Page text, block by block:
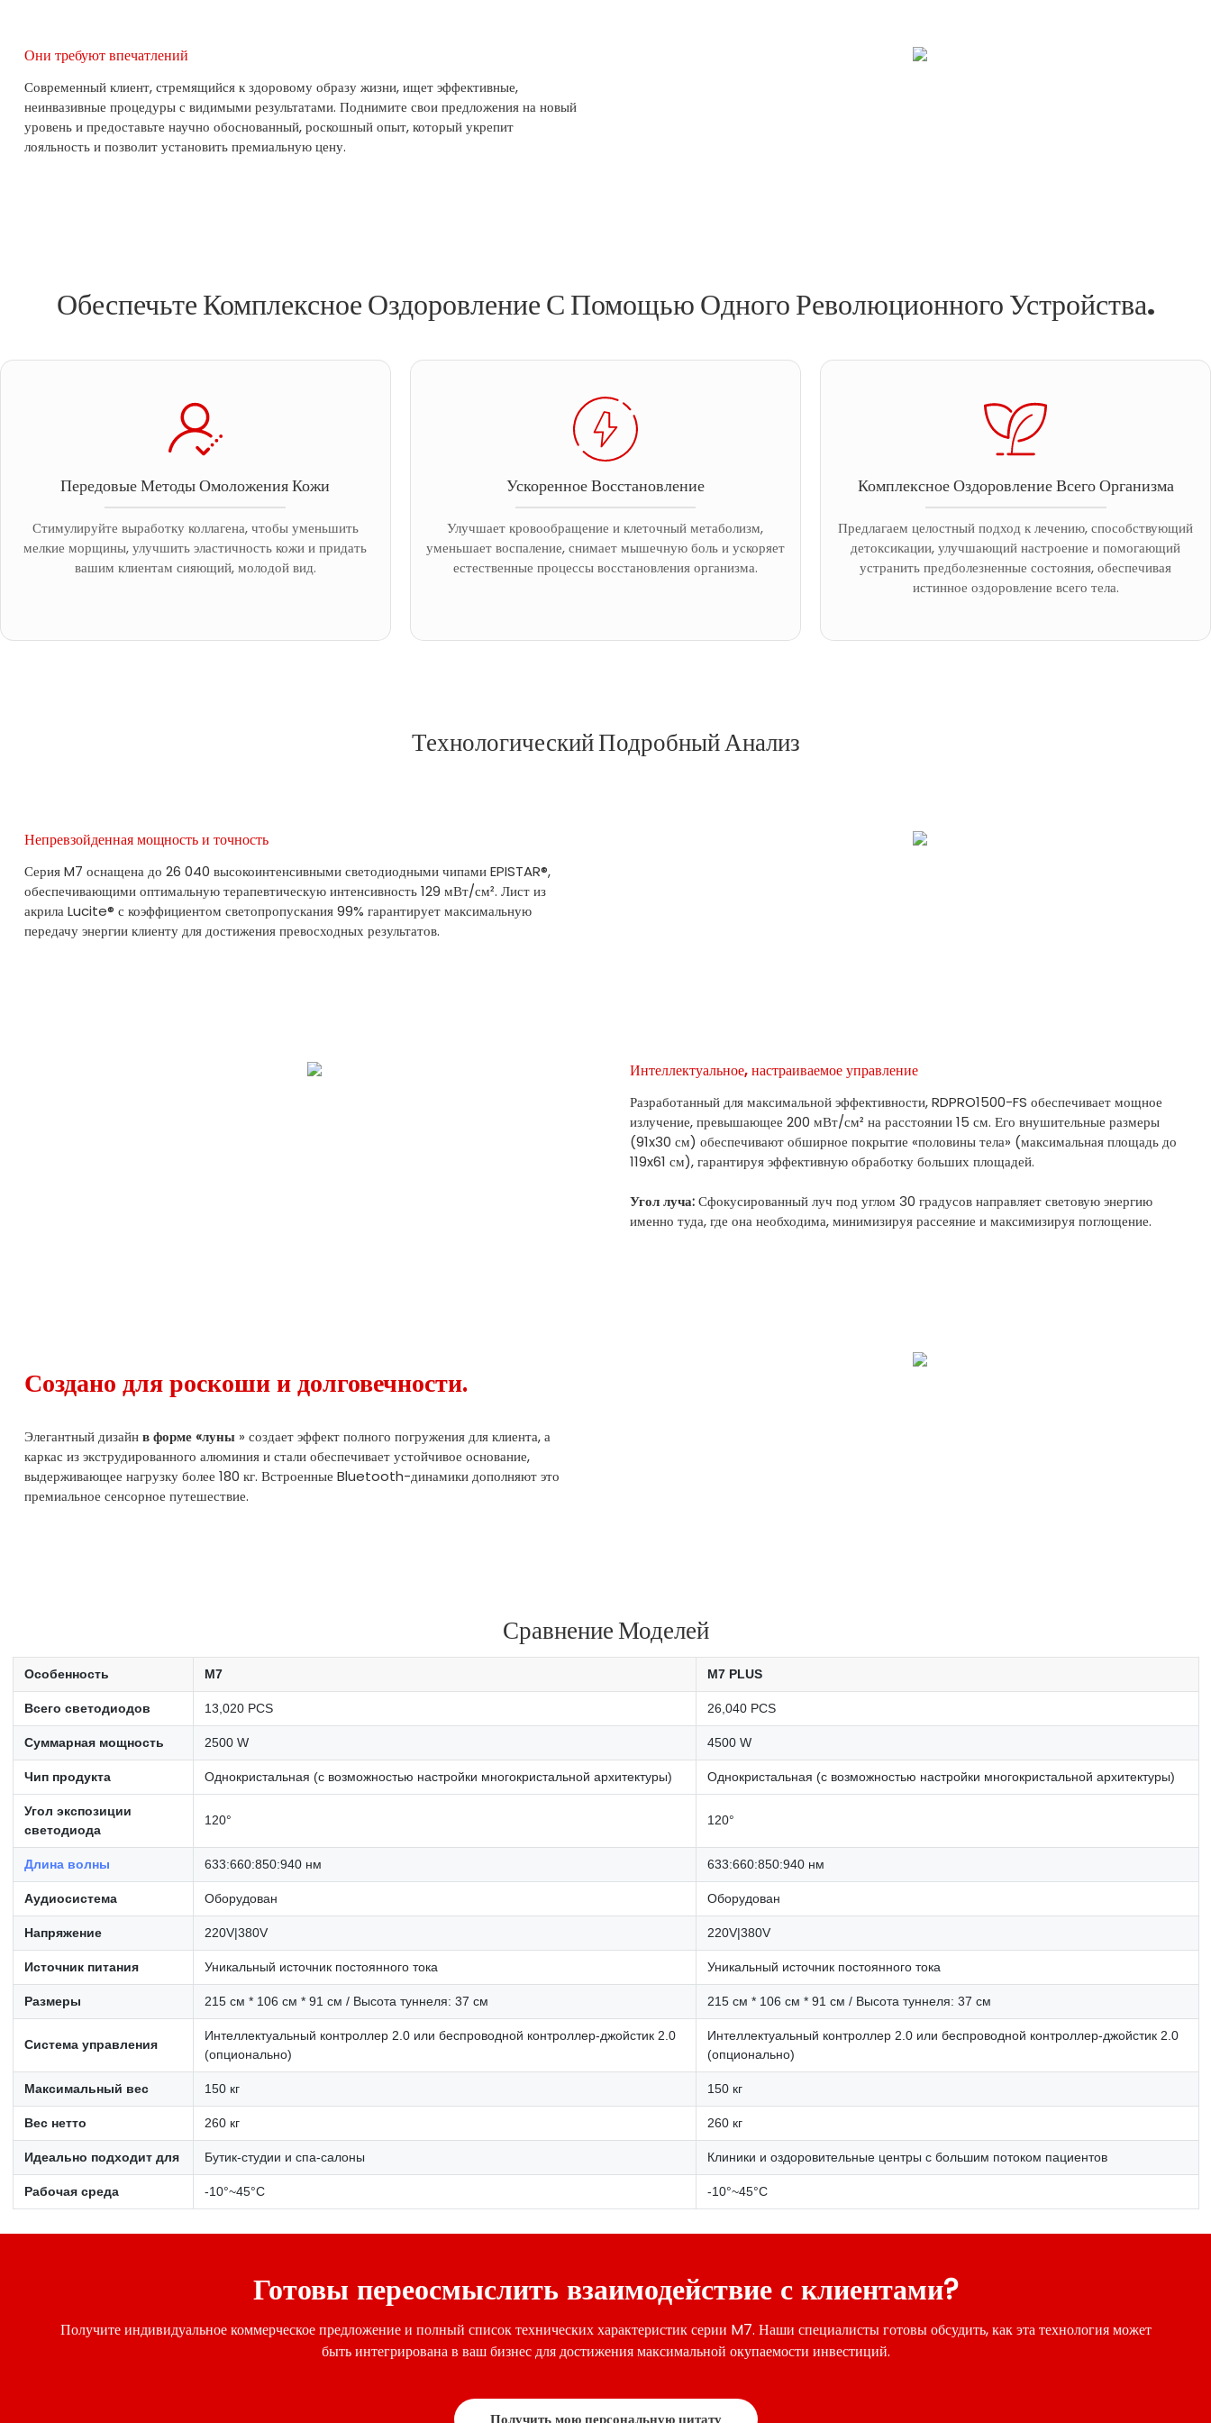
Они требуют впечатлений
Современный клиент, стремящийся к здоровому образу жизни, ищет эффективные,
неинвазивные процедуры с видимыми результатами. Поднимите свои предложения на новый
уровень и предоставьте научно обоснованный, роскошный опыт, который укрепит
лояльность и позволит установить премиальную цену.
Обеспечьте Комплексное Оздоровление С Помощью Одного Революционного Устройства.
Передовые Методы Омоложения Кожи
Стимулируйте выработку коллагена, чтобы уменьшить
мелкие морщины, улучшить эластичность кожи и придать
вашим клиентам сияющий, молодой вид.
Ускоренное Восстановление
Улучшает кровообращение и клеточный метаболизм,
уменьшает воспаление, снимает мышечную боль и ускоряет
естественные процессы восстановления организма.
Комплексное Оздоровление Всего Организма
Предлагаем целостный подход к лечению, способствующий
детоксикации, улучшающий настроение и помогающий
устранить предболезненные состояния, обеспечивая
истинное оздоровление всего тела.
Технологический Подробный Анализ
Непревзойденная мощность и точность
Серия M7 оснащена до 26 040 высокоинтенсивными светодиодными чипами EPISTAR®,
обеспечивающими оптимальную терапевтическую интенсивность 129 мВт/см². Лист из
акрила Lucite® с коэффициентом светопропускания 99% гарантирует максимальную
передачу энергии клиенту для достижения превосходных результатов.
Интеллектуальное, настраиваемое управление
Разработанный для максимальной эффективности, RDPRO1500-FS обеспечивает мощное
излучение, превышающее 200 мВт/см² на расстоянии 15 см. Его внушительные размеры
(91x30 см) обеспечивают обширное покрытие «половины тела» (максимальная площадь до
119x61 см), гарантируя эффективную обработку больших площадей.
Угол луча:Сфокусированный луч под углом 30 градусов направляет световую энергию
именно туда, где она необходима, минимизируя рассеяние и максимизируя поглощение.
Создано для роскоши и долговечности.
Элегантный дизайнв форме «луны» создает эффект полного погружения для клиента, а
каркас из экструдированного алюминия и стали обеспечивает устойчивое основание,
выдерживающее нагрузку более 180 кг. Встроенные Bluetooth-динамики дополняют это
премиальное сенсорное путешествие.
Сравнение Моделей
Особенность M7 M7 PLUS
Всего светодиодов 13,020 PCS 26,040 PCS
Суммарная мощность 2500 W 4500 W
Чип продукта Однокристальная (с возможностью настройки многокристальной архитектуры) Однокристальная (с возможностью настройки многокристальной архитектуры)
Угол экспозиции
светодиода
120° 120°
Длина волны 633:660:850:940 нм 633:660:850:940 нм
Аудиосистема Оборудован Оборудован
Напряжение 220V|380V 220V|380V
Источник питания Уникальный источник постоянного тока Уникальный источник постоянного тока
Размеры 215 см * 106 см * 91 см / Высота туннеля: 37 см 215 см * 106 см * 91 см / Высота туннеля: 37 см
Система управления
Интеллектуальный контроллер 2.0 или беспроводной контроллер-джойстик 2.0
(опционально)
Интеллектуальный контроллер 2.0 или беспроводной контроллер-джойстик 2.0
(опционально)
Максимальный вес 150 кг 150 кг
Вес нетто 260 кг 260 кг
Идеально подходит для Бутик-студии и спа-салоны Клиники и оздоровительные центры с большим потоком пациентов
Рабочая среда -10°~45°C -10°~45°C
Готовы переосмыслить взаимодействие с клиентами?
Получите индивидуальное коммерческое предложение и полный список технических характеристик серии M7. Наши специалисты готовы обсудить, как эта технология может
быть интегрирована в ваш бизнес для достижения максимальной окупаемости инвестиций.
Получить мою персональную цитату